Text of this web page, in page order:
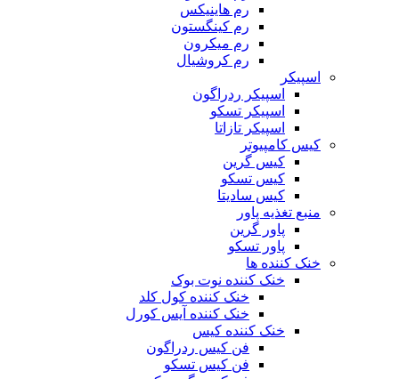
رم هاینیکس
رم کینگستون
رم میکرون
رم کروشیال
اسپیکر
اسپیکر ردراگون
اسپیکر تسکو
اسپیکر تازاتا
کیس کامپیوتر
کیس گرین
کیس تسکو
کیس سادیتا
منبع تغذیه‌ پاور
پاور گرین
پاور تسکو
خنک کننده ها
خنک کننده نوت بوک
خنک کننده کول کلد
خنک کننده آیس کورل
خنک کننده کیس
فن کیس ردراگون
فن کیس تسکو